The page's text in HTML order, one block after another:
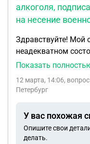
алкоголя,
на несение
Здравствуйте! Мой
неадекватном
алкоголя,
обратился в МВД
состоянии, у него
жительства). На
Показать
12 марта, 14:06,
Петербург
У вас похожая
Опишите свои
делать.